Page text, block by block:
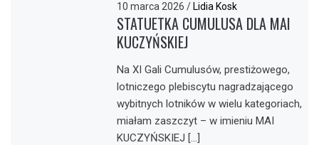
10 marca 2026/ Lidia Kosk
STATUETKA CUMULUSA DLA MAI
KUCZYŃSKIEJ
Na XI Gali Cumulusów, prestiżowego,
lotniczego plebiscytu nagradzającego
wybitnych lotników w wielu kategoriach,
miałam zaszczyt – w imieniu MAI
KUCZYŃSKIEJ […]